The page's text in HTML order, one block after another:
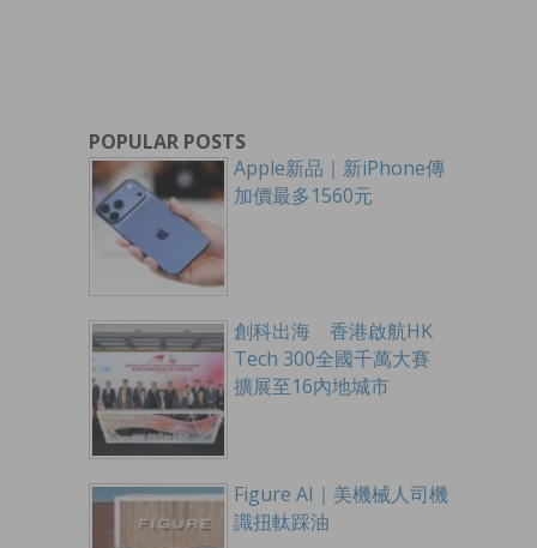
POPULAR POSTS
Apple新品｜新iPhone傳
加價最多1560元
創科出海 香港啟航HK
Tech 300全國千萬大賽
擴展至16內地城市
Figure AI｜美機械人司機
識扭軚踩油